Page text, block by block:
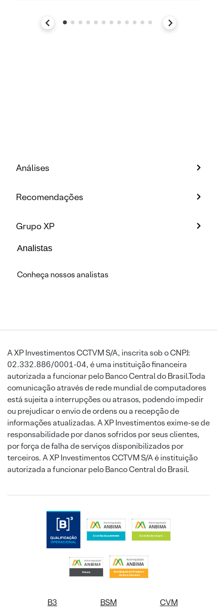
Análises
Recomendações
Grupo XP
Analistas
Conheça nossos analistas
A XP Investimentos CCTVM S/A, inscrita sob o CNPJ:
02.332.886/0001-04, é uma instituição financeira
autorizada a funcionar pelo Banco Central do Brasil.Toda
comunicação através de rede mundial de computadores
está sujeita a interrupções ou atrasos, podendo impedir
ou prejudicar o envio de ordens ou a recepção de
informações atualizadas. A XP Investimentos exime-se de
responsabilidade por danos sofridos por seus clientes,
por força de falha de serviços disponibilizados por
terceiros. A XP Investimentos CCTVM S/A é instituição
autorizada a funcionar pelo Banco Central do Brasil.
B3 BSM CVM